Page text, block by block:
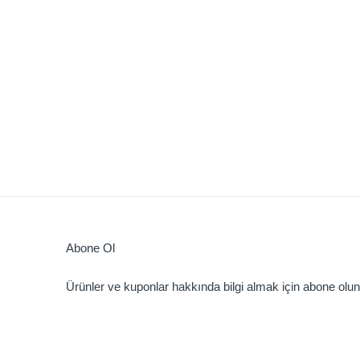
Abone Ol
Ürünler ve kuponlar hakkında bilgi almak için abone